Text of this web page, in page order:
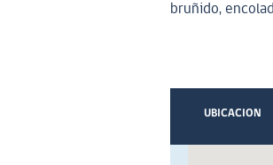
bruñido,
UBICACION